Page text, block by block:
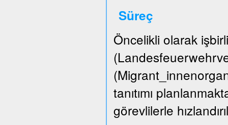
Süreç
Öncelikli olarak
tanıtımı
görevlilerle